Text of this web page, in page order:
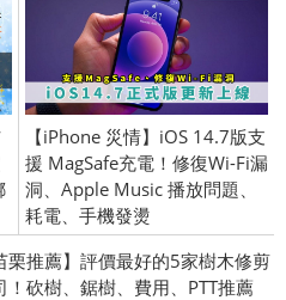
【iPhone 災情】iOS 14.7版支
援 MagSafe充電！修復Wi-Fi漏
洞、Apple Music 播放問題、
耗電、手機發燙
栗推薦】評價最好的5家樹木修剪
！砍樹、鋸樹、費用、PTT推薦